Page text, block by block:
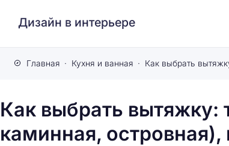
Дизайн в интерьере
Главная Кухня и ванная
Как выбрать вытяжку:
каминная, островная),